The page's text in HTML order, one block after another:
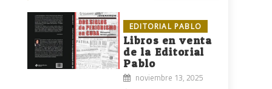
EDITORIAL PABLO
Libros en venta
de la Editorial
Pablo
noviembre 13, 2025